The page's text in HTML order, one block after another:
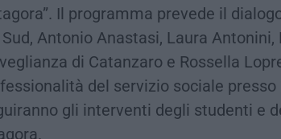
Il programma prevede il
Antonio Anastasi, Laura
di Catanzaro e Rossella
del servizio sociale
gli interventi degli studenti e